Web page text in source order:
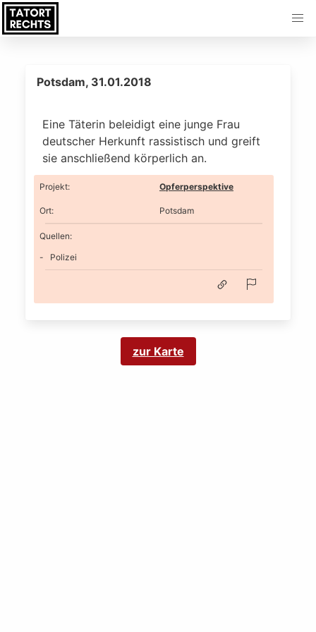
Potsdam, 31.01.2018
Eine Täterin beleidigt eine junge Frau
deutscher Herkunft rassistisch und greift
sie anschließend körperlich an.
Projekt: Opferperspektive
Ort: Potsdam
Quellen:
Polizei
zur Karte